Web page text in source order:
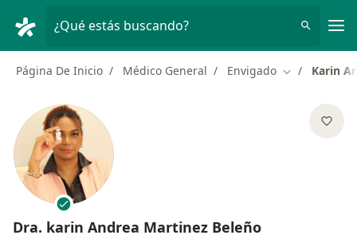
¿Qué estás buscando?
Página De Inicio Médico General Envigado Cambiar de
Karin
Dra. karin Andrea Martinez Beleño